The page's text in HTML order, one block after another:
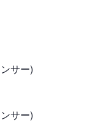
サー)
サー)